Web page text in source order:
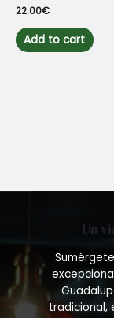
Rated
out
of
5
22.00€
Add to cart
Un
tradicional,